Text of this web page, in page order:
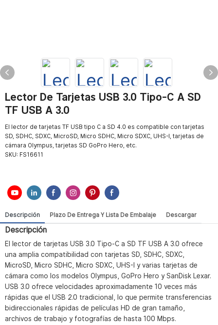
Lector De Tarjetas USB 3.0 Tipo-C A SD
TF USB A 3.0
El lector de tarjetas TF USB tipo C a SD 4.0 es compatible con tarjetas
SD, SDHC, SDXC, MicroSD, Micro SDHC, Micro SDXC, UHS-I, tarjetas de
cámara Olympus, tarjetas SD GoPro Hero, etc.
SKU: FS16611
Descripción Plazo De Entrega Y Lista De Embalaje Descargar
Descripción
El lector de tarjetas USB 3.0 Tipo-C a SD TF USB A 3.0 ofrece
una amplia compatibilidad con tarjetas SD, SDHC, SDXC,
MicroSD, Micro SDHC, Micro SDXC, UHS-I y varias tarjetas de
cámara como los modelos Olympus, GoPro Hero y SanDisk Lexar.
USB 3.0 ofrece velocidades aproximadamente 10 veces más
rápidas que el USB 2.0 tradicional, lo que permite transferencias
bidireccionales rápidas de películas HD de gran tamaño,
archivos de trabajo y fotografías de hasta 100 Mbps.